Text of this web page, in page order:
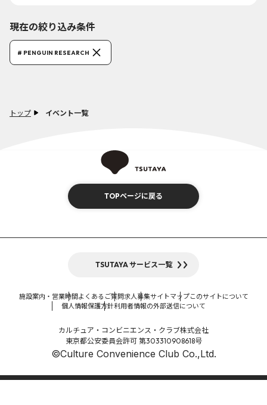
トップ イベント一覧
現在の絞り込み条件
# PENGUIN RESEARCH
TOPページに戻る
TSUTAYA サービス一覧
施設案内・営業時間よくあるご質問求人募集サイトマップこのサイトについて
個人情報保護方針利用者情報の外部送信について
カルチュア・コンビニエンス・クラブ株式会社
東京都公安委員会許可 第303310908618号
©Culture Convenience Club Co.,Ltd.